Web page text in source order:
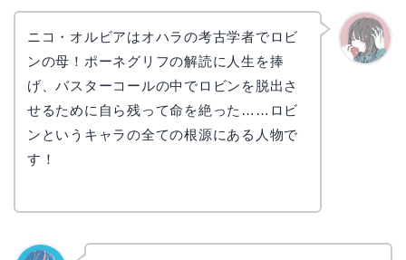
ニコ・オルビアはオハラの考古学者でロビ
ンの母！ポーネグリフの解読に人生を捧
げ、バスターコールの中でロビンを脱出さ
せるために自ら残って命を絶った……ロビ
ンというキャラの全ての根源にある人物で
す！